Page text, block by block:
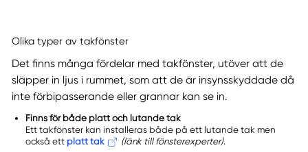
Olika typer av takfönster
Det finns många fördelar med takfönster, utöver att de
släpper in ljus i rummet, som att de är insynsskyddade då
inte förbipasserande eller grannar kan se in.
Finns för både platt och lutande tak
Ett takfönster kan installeras både på ett lutande tak men
också ett platt tak (länk till fönsterexperter).